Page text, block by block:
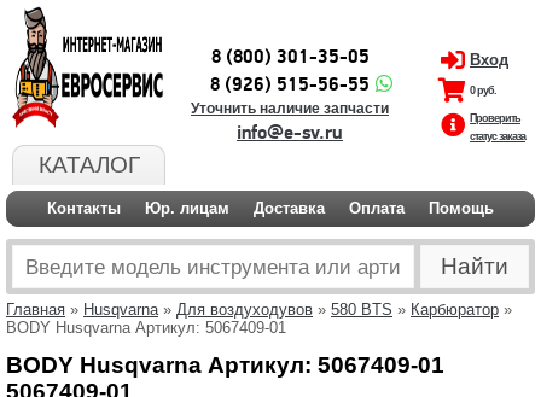
КАТАЛОГ
8 (800) 301-35-05
8 (926) 515-56-55
Уточнить наличие запчасти
info@e-sv.ru
Вход
0 руб.
Проверить
статус заказа
Контакты Юр. лицам Доставка Оплата Помощь
Главная » Husqvarna» Для воздуходувов » 580 BTS » Карбюратор »
BODY Husqvarna Артикул: 5067409-01
BODY Husqvarna Артикул: 5067409-01
5067409-01